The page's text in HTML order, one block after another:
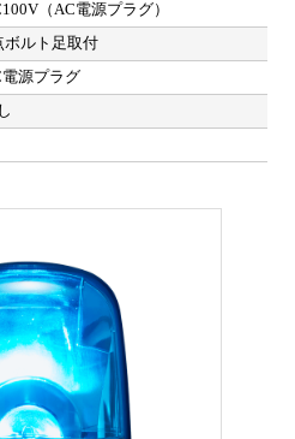
（AC電源プラグ）
ボルト足取付
電源プラグ